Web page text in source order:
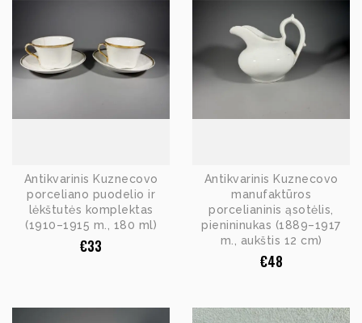
Antikvarinis Kuznecovo
porceliano puodelio ir
lėkštutės komplektas
(1910–1915 m., 180 ml)
€33
Antikvarinis Kuznecovo
manufaktūros
porcelianinis ąsotėlis,
pienininukas (1889–1917
m., aukštis 12 cm)
€48